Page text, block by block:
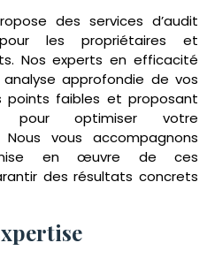
des services d’audit
les propriétaires et
Nos experts en efficacité
approfondie de vos
points faibles et proposant
pour optimiser votre
Nous vous accompagnons
en œuvre de ces
des résultats concrets